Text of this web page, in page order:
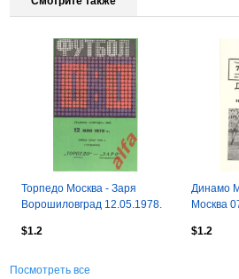
Торпедо Москва - Заря
Ворошиловград 12.05.1978.
$1.2
Динамо
Москва
$1.2
Посмотреть все